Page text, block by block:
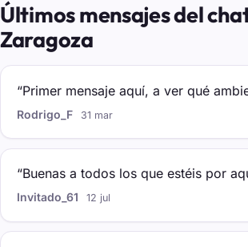
Últimos mensajes del
Zaragoza
“Primer mensaje aquí, a ver qué
Rodrigo_F 31 mar
“Buenas a todos los que estéis por
Invitado_61 12 jul